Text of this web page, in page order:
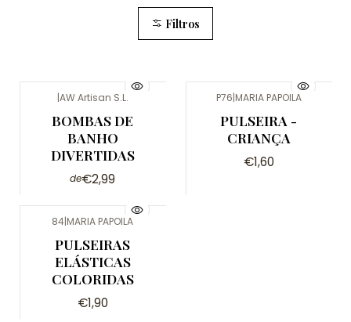
Filtros
|AW Artisan S.L.
BOMBAS DE
BANHO
DIVERTIDAS
de€2,99
P76|MARIA PAPOILA
PULSEIRA -
CRIANÇA
€1,60
84|MARIA PAPOILA
PULSEIRAS
ELÁSTICAS
COLORIDAS
€1,90